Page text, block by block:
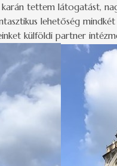
tettem látogatást,
lehetőség
külföldi partner